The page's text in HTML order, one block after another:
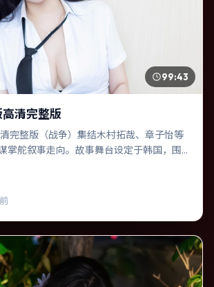
99:43
清完整版
完整版（战争）集结木村拓哉、章子怡等
掌舵叙事走向。故事舞台设定于韩国，围
开连锁反应；配乐与色彩高度服务于主
寻味。